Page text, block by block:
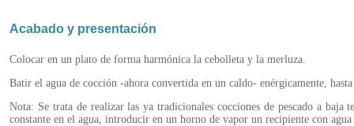
Acabado y presentación
Colocar en un plato de forma harmónica la cebolleta y la merluza.
Batir el agua de cocción -ahora convertida en un caldo- enérgicamente,
Nota: Se trata de realizar las ya tradicionales cocciones de pescado a
constante en el agua, introducir en un horno de vapor un recipiente con